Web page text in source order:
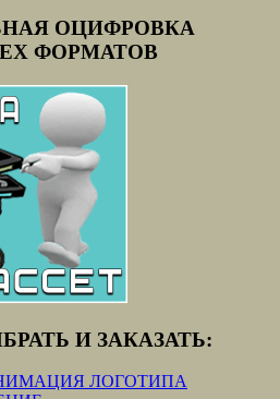
ОЦИФРОВКА
ФОРМАТОВ
И ЗАКАЗАТЬ:
ЛОГОТИПА